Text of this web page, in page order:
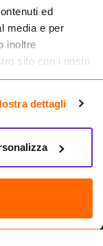
ed
media e per
inoltre
sito con i nostri
web, pubblicità e
raccolto dal
dettagli